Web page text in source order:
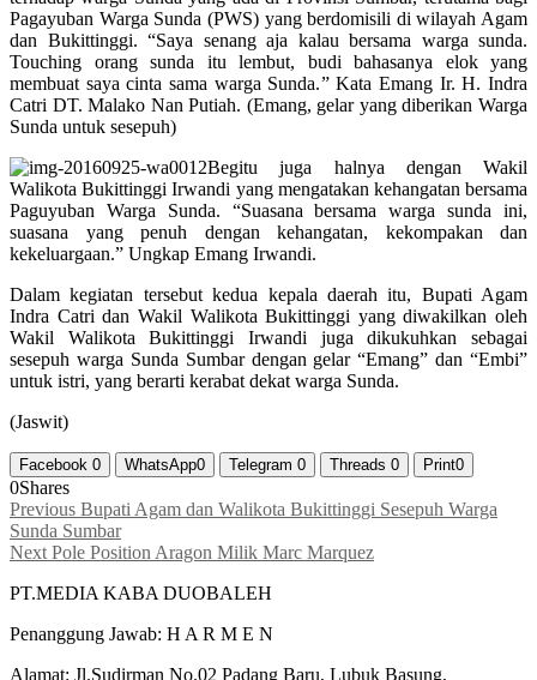
Pagayuban Warga Sunda (PWS) yang berdomisili di wilayah Agam
dan Bukittinggi. “Saya senang aja kalau bersama warga sunda.
Touching orang sunda itu lembut, budi bahasanya elok yang
membuat saya cinta sama warga Sunda.” Kata Emang Ir. H. Indra
Catri DT. Malako Nan Putiah. (Emang, gelar yang diberikan Warga
Sunda untuk sesepuh)
Begitu juga halnya dengan Wakil
Walikota Bukittinggi Irwandi yang mengatakan kehangatan bersama
Paguyuban Warga Sunda. “Suasana bersama warga sunda ini,
suasana yang penuh dengan kehangatan, kekompakan dan
kekeluargaan.” Ungkap Emang Irwandi.
Dalam kegiatan tersebut kedua kepala daerah itu, Bupati Agam
Indra Catri dan Wakil Walikota Bukittinggi yang diwakilkan oleh
Wakil Walikota Bukittinggi Irwandi juga dikukuhkan sebagai
sesepuh warga Sunda Sumbar dengan gelar “Emang” dan “Embi”
untuk istri, yang berarti kerabat dekat warga Sunda.
(Jaswit)
Facebook 0 WhatsApp0 Telegram 0 Threads 0 Print0
0Shares
Navigasi
pos
Previous Previous
post:
Bupati Agam dan Walikota Bukittinggi Sesepuh Warga
Sunda Sumbar
Next Next
Pole Position Aragon Milik Marc Marquez
PT.MEDIA KABA DUOBALEH
Penanggung Jawab: H A R M E N
Alamat: Jl.Sudirman No.02 Padang Baru, Lubuk Basung,